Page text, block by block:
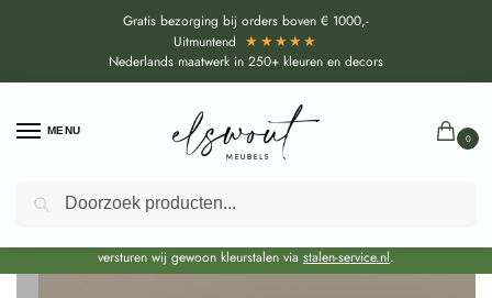
Gratis bezorging bij orders boven € 1000,-
Uitmuntend ★★★★★
Nederlands maatwerk in 250+ kleuren en decors
MENU
0
Door de bouwvakperiode geldt voor alle collecties momenteel een EXTRA
levertijd van circa 3-4 weken bovenop de reguliere levertijd.
versturen wij gewoon kleurstalen via stalen-service.nl.